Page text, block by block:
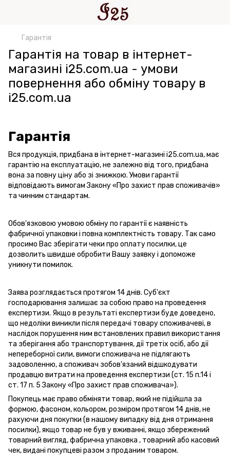
Гарантія
Гарантія на товар в інтернет-
магазині i25.com.ua - умови
повернення або обміну товару в
i25.com.ua
Гарантія
Вся продукція, придбана в інтернет-магазині і25.com.ua, має
гарантію на експлуатацію, не залежно від того, придбана
вона за повну ціну або зі знижкою. Умови гарантії
відповідають вимогам Закону «Про захист прав споживачів»
та чинним стандартам.
Обов'язковою умовою обміну по гарантії є наявність
фабричної упаковки і повна комплектність товару. Так само
просимо Вас зберігати чеки про оплату посилки, це
дозволить швидше обробити Вашу заявку і допоможе
уникнути помилок.
Заява розглядається протягом 14 днів. Суб'єкт
господарювання залишає за собою право на проведення
експертизи. Якщо в результаті експертизи буде доведено,
що недоліки виникли після передачі товару споживачеві, в
наслідок порушення ним встановлених правил використання
та зберігання або транспортування, дії третіх осіб, або дії
непереборної сили, вимоги споживача не підлягають
задоволенню, а споживач зобов'язаний відшкодувати
продавцю витрати на проведення експертизи (ст. 15 п.14 і
ст. 17 п. 5 Закону «Про захист прав споживача»).
Покупець має право обміняти товар, який не підійшла за
формою, фасоном, кольором, розміром протягом 14 днів, не
рахуючи дня покупки (в нашому випадку від дня отримання
посилки), якщо товар не був у вживанні, якщо збережений
товарний вигляд, фабрична упаковка , товарний або касовий
чек, видані покупцеві разом з проданим товаром.